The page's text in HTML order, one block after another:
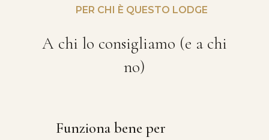
PER CHI È QUESTO LODGE
A chi lo consigliamo (e a chi
no)
Funziona bene per